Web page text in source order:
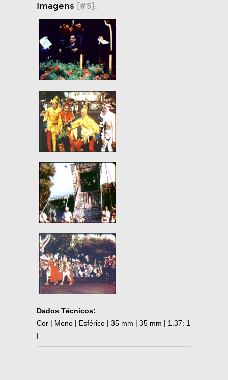
Imagens [#5]:
Dados Técnicos:
Cor | Mono | Esférico | 35 mm | 35 mm | 1.37: 1
|